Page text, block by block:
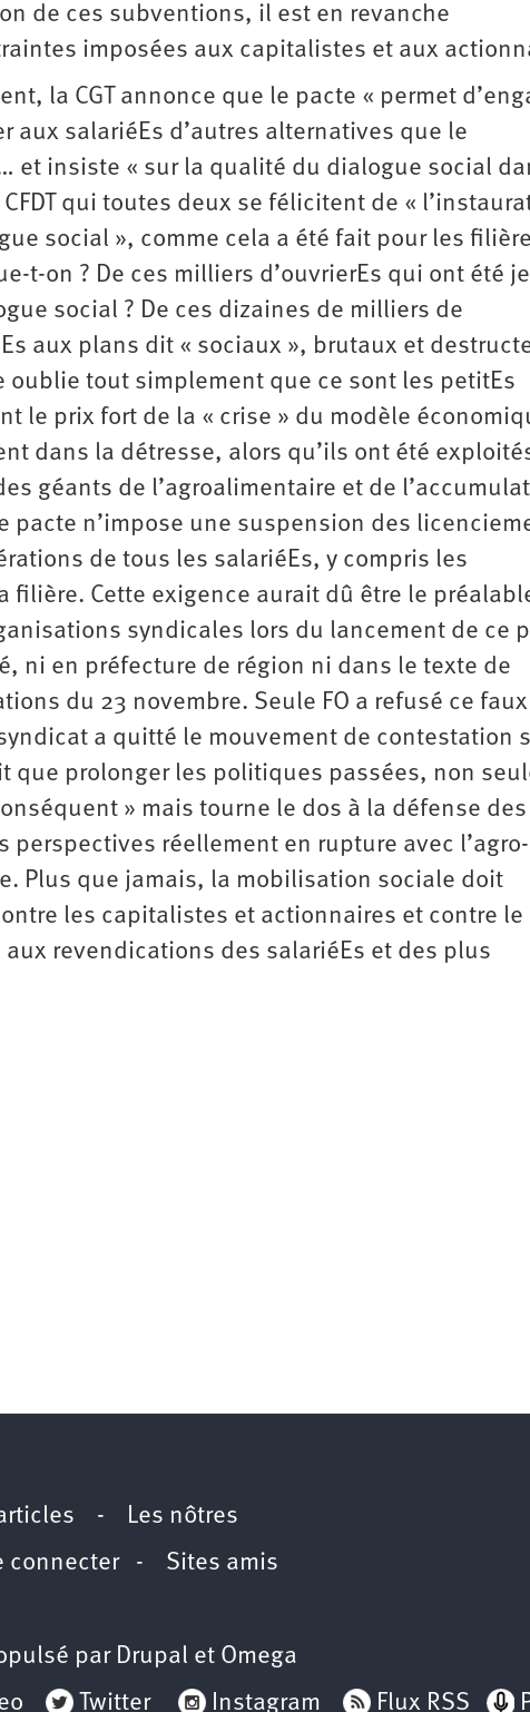
de ces subventions, il est en revanche
imposées aux capitalistes et aux
la CGT annonce que le pacte « permet
aux salariéEs d’autres alternatives que le
et insiste « sur la qualité du dialogue social
qui toutes deux se félicitent de «
social », comme cela a été fait pour les
t-on ? De ces milliers d’ouvrierEs qui ont été
social ? De ces dizaines de milliers de
aux plans dit « sociaux », brutaux et
oublie tout simplement que ce sont les petitEs
le prix fort de la « crise » du modèle
dans la détresse, alors qu’ils ont été
géants de l’agroalimentaire et de
pacte n’impose une suspension des
de tous les salariéEs, y compris les
filière. Cette exigence aurait dû être le
syndicales lors du lancement de ce
ni en préfecture de région ni dans le texte de
du 23 novembre. Seule FO a refusé ce faux
a quitté le mouvement de contestation
que prolonger les politiques passées, non
» mais tourne le dos à la défense des
perspectives réellement en rupture avec l’agro-
Plus que jamais, la mobilisation sociale doit
les capitalistes et actionnaires et contre le
revendications des salariéEs et des plus
- Les nôtres
connecter- Sites amis
par Drupal et Omega
Twitter Instagram Flux RSS